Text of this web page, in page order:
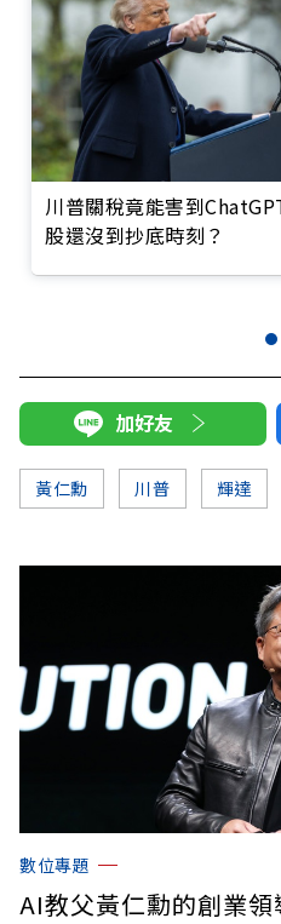
川普關稅竟能害到
股還沒到抄底時刻？
加好友
黃仁勳 川普 輝達
數位專題
AI教父黃仁勳的創業領